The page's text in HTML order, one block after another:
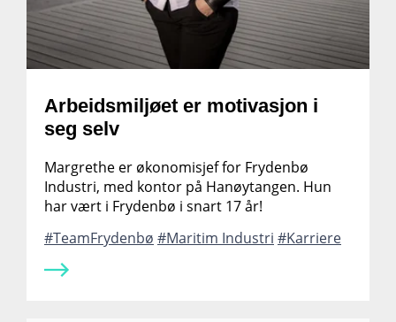
Arbeidsmiljøet er motivasjon i
seg selv
Margrethe er økonomisjef for Frydenbø
Industri, med kontor på Hanøytangen. Hun
har vært i Frydenbø i snart 17 år!
TeamFrydenbø
Maritim Industri Karriere